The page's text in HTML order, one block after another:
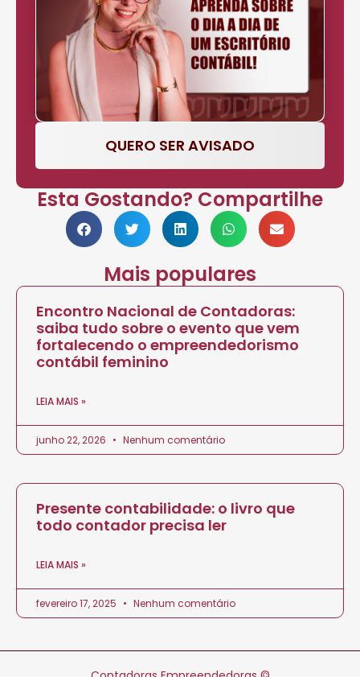
QUERO SER AVISADO
Esta Gostando? Compartilhe
Mais populares
Encontro Nacional de Contadoras:
saiba tudo sobre o evento que vem
fortalecendo o empreendedorismo
contábil feminino
LEIA MAIS »
junho 22, 2026 Nenhum comentário
Presente contabilidade: o livro que
todo contador precisa ler
LEIA MAIS »
fevereiro 17, 2025 Nenhum comentário